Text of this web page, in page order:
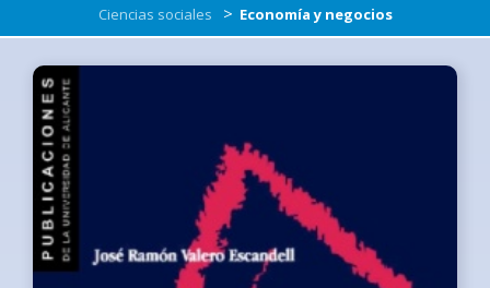
Ciencias sociales > Economía y negocios